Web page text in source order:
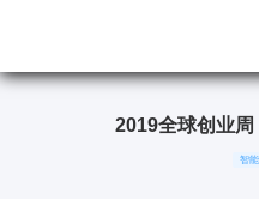
2019全球创业
智